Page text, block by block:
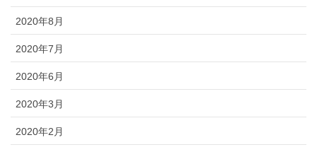
2020年8月
2020年7月
2020年6月
2020年3月
2020年2月